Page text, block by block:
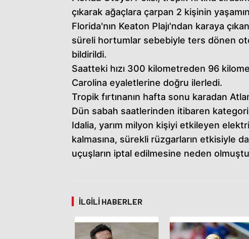
çıkarak ağaçlara çarpan 2 kişinin
Florida'nın Keaton Plajı'ndan karaya
süreli hortumlar sebebiyle ters dönen
bildirildi.
Saatteki hızı 300 kilometreden 96
Carolina eyaletlerine doğru ilerledi.
Tropik fırtınanın hafta sonu karadan
Dün sabah saatlerinden itibaren
Idalia, yarım milyon kişiyi etkileyen
kalmasına, sürekli rüzgarların etkisiyle
uçuşların iptal edilmesine neden
İLGILI HABERLER